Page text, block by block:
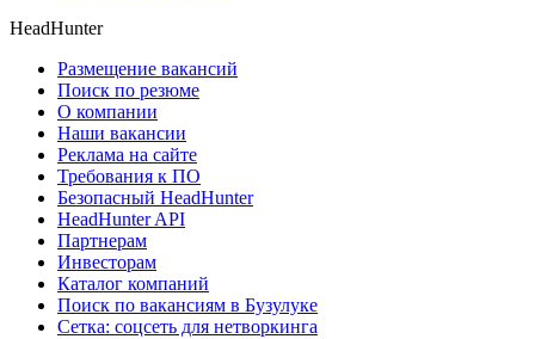
HeadHunter
Размещение вакансий
Поиск по резюме
О компании
Наши вакансии
Реклама на сайте
Требования к ПО
Безопасный HeadHunter
HeadHunter API
Партнерам
Инвесторам
Каталог компаний
Поиск по вакансиям в Бузулуке
Сетка: соцсеть для нетворкинга